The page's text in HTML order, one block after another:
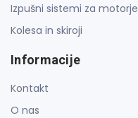
Izpušni sistemi za motorje
Kolesa in skiroji
Informacije
Kontakt
O nas